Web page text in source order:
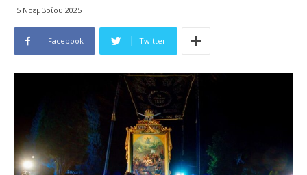
5 Νοεμβρίου 2025
Facebook Twitter